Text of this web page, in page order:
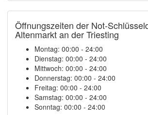
Öffnungszeiten der Not-
Altenmarkt an der Triesting
Montag: 00:00 - 24:00
Dienstag: 00:00 - 24:00
Mittwoch: 00:00 - 24:00
Donnerstag: 00:00 - 24:00
Freitag: 00:00 - 24:00
Samstag: 00:00 - 24:00
Sonntag: 00:00 - 24:00